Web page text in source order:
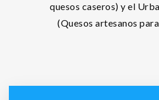
quesos caseros) y el
(Quesos artesanos